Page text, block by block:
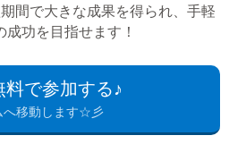
間で大きな成果を得られ、手軽
成功を目指せます！
で参加する♪
へ移動します☆彡